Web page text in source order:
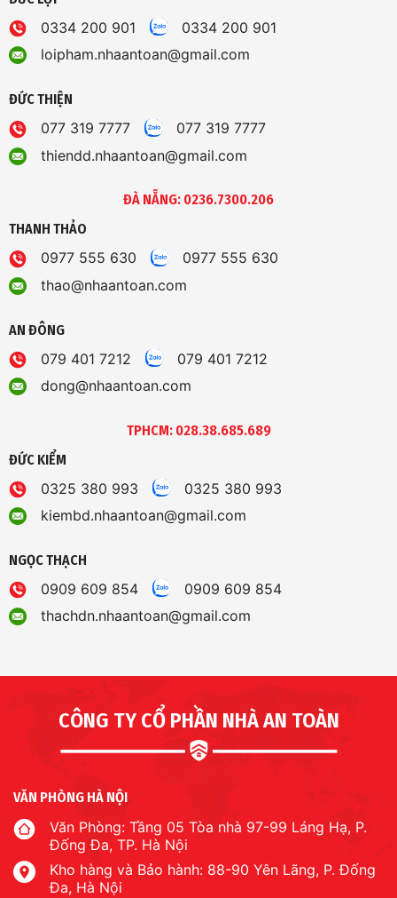
0334 200 901
0334 200 901
loipham.nhaantoan@gmail.com
ĐỨC THIỆN
077 319 7777
077 319 7777
thiendd.nhaantoan@gmail.com
ĐÀ NẴNG: 0236.7300.206
THANH THẢO
0977 555 630
0977 555 630
thao@nhaantoan.com
AN ĐÔNG
079 401 7212
079 401 7212
dong@nhaantoan.com
TPHCM: 028.38.685.689
ĐỨC KIỂM
0325 380 993
0325 380 993
kiembd.nhaantoan@gmail.com
NGỌC THẠCH
0909 609 854
0909 609 854
thachdn.nhaantoan@gmail.com
CÔNG TY CỔ PHẦN NHÀ AN TOÀN
VĂN PHÒNG HÀ NỘI
Văn Phòng: Tầng 05 Tòa nhà 97-99 Láng Hạ, P.
Đống Đa, TP. Hà Nội
Kho hàng và Bảo hành: 88-90 Yên Lãng, P. Đống
Đa, Hà Nội